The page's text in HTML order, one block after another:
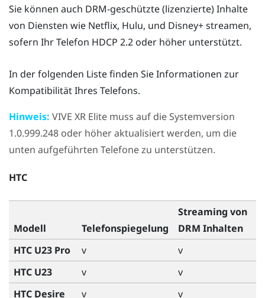
Sie können auch DRM-geschützte (lizenzierte) Inhalte
von Diensten wie Netflix, Hulu, und Disney+streamen,
sofern Ihr Telefon HDCP 2.2 oder höher unterstützt.
In der folgenden Liste finden Sie Informationen zur
Kompatibilität Ihres Telefons.
Hinweis: VIVE XR Elite muss auf die Systemversion
1.0.999.248 oder höher aktualisiert werden, um die
unten aufgeführten Telefone zu unterstützen.
HTC
Modell Telefonspiegelung
Streaming von
DRM Inhalten
HTC U23 Pro
v
v
HTC U23
v
v
HTC Desire
v v